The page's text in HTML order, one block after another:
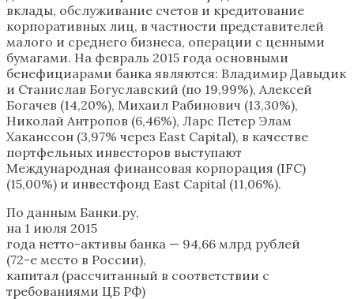
вклады, обслуживание счетов и кредитование
корпоративных лиц, в частности представителей
малого и среднего бизнеса, операции с ценными
бумагами. На февраль 2015 года основными
бенефициарами банка являются: Владимир Давыдик
и Станислав Богуславский (по 19,99%), Алексей
Богачев (14,20%), Михаил Рабинович (13,30%),
Николай Антропов (6,46%), Ларс Петер Элам
Хаканссон (3,97% через East Capital), в качестве
портфельных инвесторов выступают
Международная финансовая корпорация (IFC)
(15,00%) и инвестфонд East Capital (11,06%).
По данным Банки.ру,
на 1 июля 2015
года нетто-активы банка — 94,66 млрд рублей
(72-е место в России),
капитал (рассчитанный в соответствии с
требованиями ЦБ РФ)